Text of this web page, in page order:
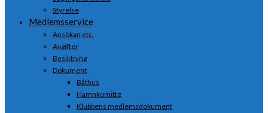
Styrelse
Medlemsservice
Ansökan etc.
Avgifter
Besiktning
Dokument
Båthus
Hamnkomitté
Klubbens medlemsdokument